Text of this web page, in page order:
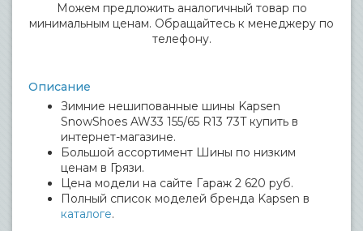
Можем предложить аналогичный товар по
минимальным ценам. Обращайтесь к менеджеру по
телефону.
Описание
Зимние нешипованные шины Kapsen
SnowShoes AW33 155/65 R13 73T купить в
интернет-магазине.
Большой ассортимент Шины по низким
ценам в Грязи.
Цена модели на сайте Гараж 2 620 руб.
Полный список моделей бренда Kapsen в
каталоге.